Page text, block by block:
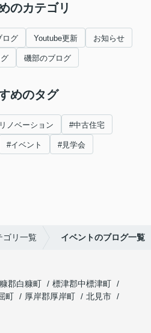
のカテゴリ
ログ Youtube更新 お知らせ
磯部のブログ
めのタグ
ノベーション #中古住宅
#イベント #見学会
ゴリ一覧 イベントのブログ一覧
郡白糠町
標津郡中標津町
町 厚岸郡厚岸町
北見市